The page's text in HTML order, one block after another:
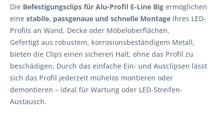
Die Befestigungsclips für Alu-Profil E-Line Big ermöglichen
eine stabile, passgenaue und schnelle Montage Ihres LED-
Profils an Wand, Decke oder Möbeloberflächen.
Gefertigt aus robustem, korrosionsbeständigem Metall,
bieten die Clips einen sicheren Halt, ohne das Profil zu
beschädigen. Durch das einfache Ein- und Ausclipsen lässt
sich das Profil jederzeit mühelos montieren oder
demontieren – ideal für Wartung oder LED-Streifen-
Austausch.